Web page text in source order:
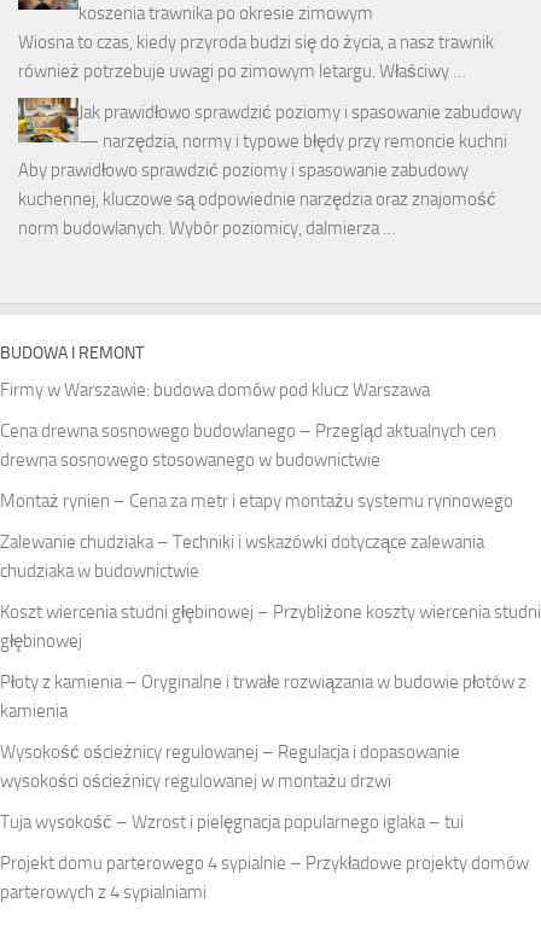
koszenia trawnika po okresie zimowym
Wiosna to czas, kiedy przyroda budzi się do życia, a nasz trawnik
również potrzebuje uwagi po zimowym letargu. Właściwy …
Jak prawidłowo sprawdzić poziomy i spasowanie zabudowy
— narzędzia, normy i typowe błędy przy remoncie kuchni
Aby prawidłowo sprawdzić poziomy i spasowanie zabudowy
kuchennej, kluczowe są odpowiednie narzędzia oraz znajomość
norm budowlanych. Wybór poziomicy, dalmierza …
BUDOWA I REMONT
Firmy w Warszawie: budowa domów pod klucz Warszawa
Cena drewna sosnowego budowlanego – Przegląd aktualnych cen
drewna sosnowego stosowanego w budownictwie
Montaż rynien – Cena za metr i etapy montażu systemu rynnowego
Zalewanie chudziaka – Techniki i wskazówki dotyczące zalewania
chudziaka w budownictwie
Koszt wiercenia studni głębinowej – Przybliżone koszty wiercenia studni
głębinowej
Płoty z kamienia – Oryginalne i trwałe rozwiązania w budowie płotów z
kamienia
Wysokość ościeżnicy regulowanej – Regulacja i dopasowanie
wysokości ościeżnicy regulowanej w montażu drzwi
Tuja wysokość – Wzrost i pielęgnacja popularnego iglaka – tui
Projekt domu parterowego 4 sypialnie – Przykładowe projekty domów
parterowych z 4 sypialniami